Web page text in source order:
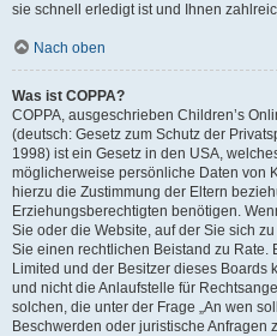
sie schnell erledigt ist und Ihnen
Nach oben
Was ist COPPA?
COPPA, ausgeschrieben Children’s
(deutsch: Gesetz zum Schutz der
1998) ist ein Gesetz in den USA,
möglicherweise persönliche Daten von
hierzu die Zustimmung der Eltern
Erziehungsberechtigten benötigen.
Sie oder die Website, auf der Sie sich
Sie einen rechtlichen Beistand zu Rate.
Limited und der Besitzer dieses Boards
und nicht die Anlaufstelle für
solchen, die unter der Frage „An wen
Beschwerden oder juristische Anfragen